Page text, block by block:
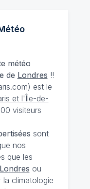
météo
de Londres !!
est le
et l'Île-de-
visiteurs
sont
nos
que les
Londres ou
climatologie